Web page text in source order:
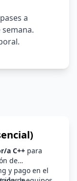
a
a C++ para
de
y pago en el